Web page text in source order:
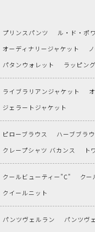
プリンスパンツ ル・ド・ポ
オーディナリージャケット
パタンウォレット
ラッピン
ライブラリアンジャケット
ジェラートジャケット
ピローブラウス ハーブブラウ
クレープシャツ バカンス
ト
クールビューティー"C" クー
クイールニット
パンツヴェルラン パンツヴ